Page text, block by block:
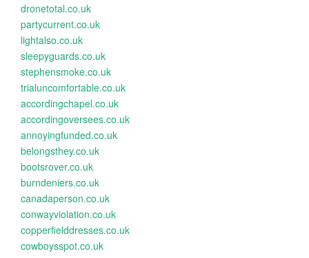
dronetotal.co.uk
partycurrent.co.uk
lightalso.co.uk
sleepyguards.co.uk
stephensmoke.co.uk
trialuncomfortable.co.uk
accordingchapel.co.uk
accordingoversees.co.uk
annoyingfunded.co.uk
belongsthey.co.uk
bootsrover.co.uk
burndeniers.co.uk
canadaperson.co.uk
conwayviolation.co.uk
copperfielddresses.co.uk
cowboysspot.co.uk